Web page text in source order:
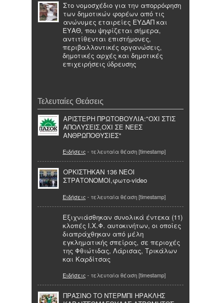
Στο νομοσχέδιο για την απορρόφηση
των δημοτικών φορέων από τις
ανώνυμες εταιρείες ΕΥΔΑΠ και
ΕΥΑΘ, που ψηφίζεται σήμερα,
αντιτίθενται επιστήμονες,
περιβαλλοντικές οργανώσεις,
δημοτικές αρχές και δημοτικές
επιχειρήσεις ύδρευσης
Τελευταίες Θεάσεις
ΑΡΙΣΤΕΡΗ ΠΡΩΤΟΒΟΥΛΙΑ:"ΟΧΙ ΣΤΙΣ
ΑΠΟΛΥΣΕΙΣ,ΟΧΙ ΣΕ ΝΕΕΣ
ΑΝΘΡΩΠΟΘΥΣΙΕΣ"
Ειδήσεις - τελευταία θέαση [timestamp]
ΟΡΚΙΣΤΗΚΑΝ 136 ΝΕΟΙ
ΣΤΡΑΤΟΝΟΜΟΙ,φωτο-video
Ειδήσεις - τελευταία θέαση [timestamp]
Εξιχνιάσθηκαν συνολικά έντεκα (11)
κλοπές Ι.Χ.Φ. αυτοκινήτων, οι οποίες
διαπράχθηκαν από μέλη
εγκληματικής σπείρας, σε περιοχές
της Φθιώτιδας, Λάρισας, Τρικάλων
και Καρδίτσας
Ειδήσεις - τελευταία θέαση [timestamp]
ΠΡΑΣΙΝΟ ΤΟ ΝΤΕΡΜΠΙ ΗΡΑΚΛΗΣ